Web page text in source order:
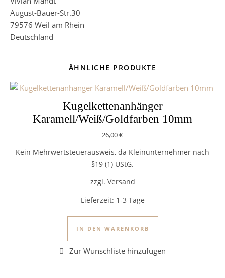
August-Bauer-Str.30
79576 Weil am Rhein
Deutschland
ÄHNLICHE PRODUKTE
Kugelkettenanhänger
Karamell/Weiß/Goldfarben 10mm
26,00€
Kein Mehrwertsteuerausweis, da Kleinunternehmer nach
§19 (1) UStG.
zzgl. Versand
Lieferzeit: 1-3 Tage
IN DEN WARENKORB